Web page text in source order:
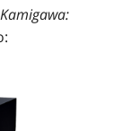
Kamigawa: